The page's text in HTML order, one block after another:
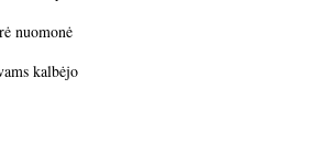
nuomonė
kalbėjo